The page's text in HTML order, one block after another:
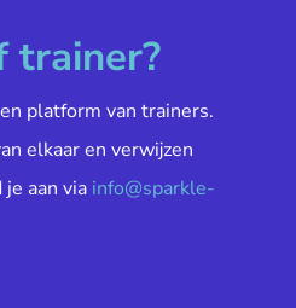
trainer?
platform van trainers.
elkaar en verwijzen
aan via info@sparkle-